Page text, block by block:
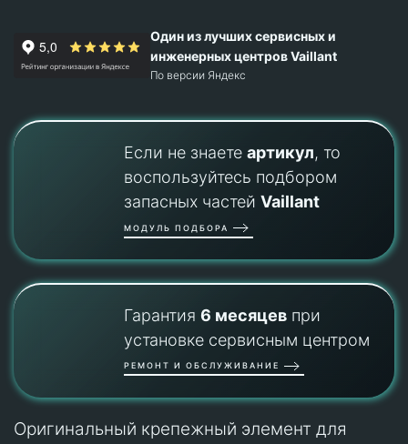
Один из лучших сервисных и
инженерных центров Vaillant
По версии Яндекс
Если не знаете артикул, то
воспользуйтесь подбором
запасных частей Vaillant
МОДУЛЬ ПОДБОРА
Гарантия 6 месяцевпри
установке сервисным центром
РЕМОНТ И ОБСЛУЖИВАНИЕ
Оригинальный крепежный элемент для